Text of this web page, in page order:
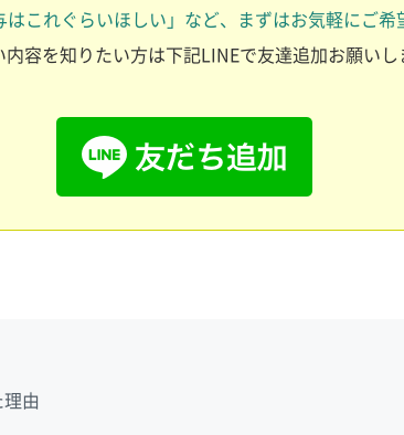
はこれぐらいほしい」など、まずはお気軽にご希
内容を知りたい方は下記LINEで友達追加お願いし
由